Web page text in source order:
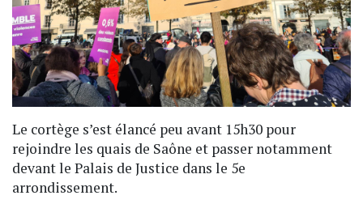
Le cortège s’est élancé peu avant 15h30 pour
rejoindre les quais de Saône et passer notamment
devant le Palais de Justice dans le 5e
arrondissement.